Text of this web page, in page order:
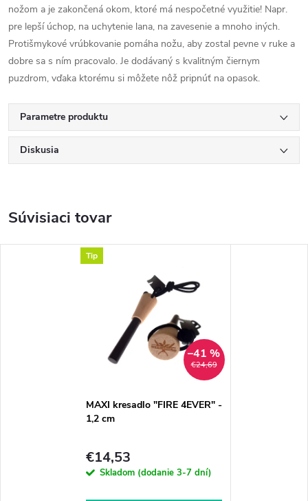
nožom a je zakončená okom, ktoré má nespočetné využitie! Napr.
pre lepší úchop, na uchytenie lana, na zavesenie a mnoho iných.
Protišmykové vrúbkovanie pomáha nožu, aby zostal pevne v ruke a
dobre sa s ním pracovalo. Je dodávaný s kvalitným čiernym
puzdrom, vďaka ktorému si môžete nôž pripnúť na opasok.
Parametre produktu
Diskusia
Súvisiaci tovar
Tip
€24,69
–41 %
MAXI kresadlo "FIRE 4EVER" -
1,2 cm
€14,53
Skladom (dodanie 3-7 dní)